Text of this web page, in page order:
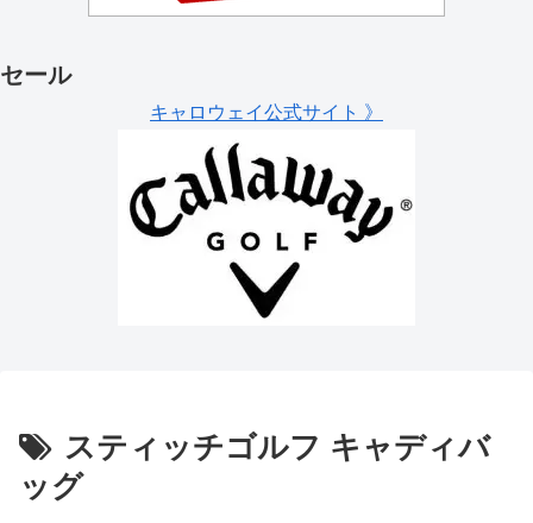
セール
キャロウェイ公式サイト 》
スティッチゴルフ キャディバ
ッグ